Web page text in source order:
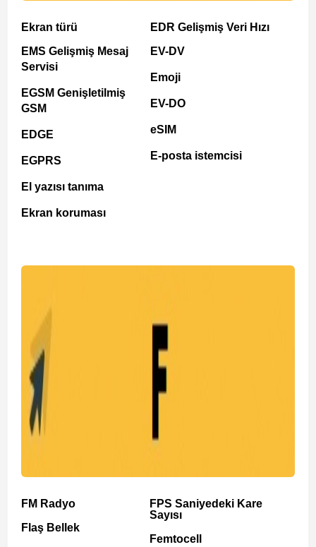
Ekran türü
EMS Gelişmiş Mesaj
Servisi
EGSM Genişletilmiş
GSM
EDGE
EGPRS
El yazısı tanıma
Ekran koruması
EDR Gelişmiş Veri Hızı
EV-DV
Emoji
EV-DO
eSIM
E-posta istemcisi
FM Radyo
Flaş Bellek
FPS Saniyedeki Kare
Sayısı
Femtocell